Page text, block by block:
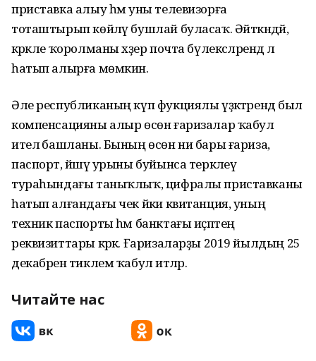
приставка алыу һәм уны телевизорға
тоташтырып көйләү бушлай буласаҡ. Әйткәндәй,
кәрәкле ҡоролманы хәҙер почта бүлексәләрендә лә
һатып алырға мөмкин.
Әле республиканың күп фукциялы үҙәктәрендә был
компенсацияны алыр өсөн ғаризалар ҡабул
ителә башланы. Бының өсөн ни бары ғариза,
паспорт, йәшәү урыны буйынса теркәлеү
тураһындағы таныҡлыҡ, цифралы приставканы
һатып алғандағы чек йәки квитанция, уның
техник паспорты һәм банктағы иҫәптең
реквизиттары кәрәк. Ғаризаларҙы 2019 йылдың 25
декабренә тиклем ҡабул итәләр.
Читайте нас